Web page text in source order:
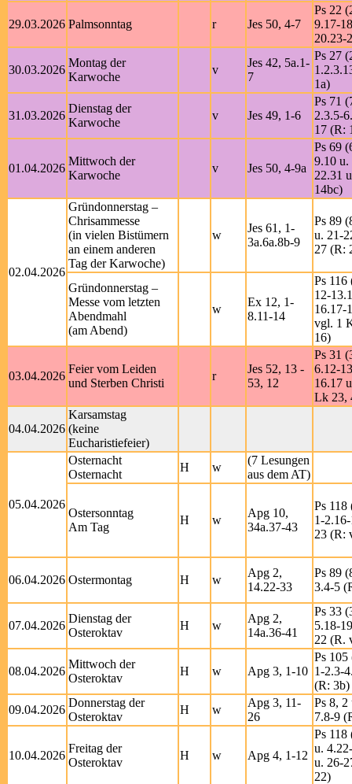
29.03.2026 Palmsonntag r Jes 50, 4-7
Ps 22
9.17-
20.23-
30.03.2026
Montag der
Karwoche
v
Jes 42, 5a.1-
7
Ps 27
1a)
31.03.2026
Dienstag der
Karwoche
v Jes 49, 1-6
Ps 71
2.3.5-
17 (R:
01.04.2026
Mittwoch der
Karwoche
v Jes 50, 4-9a
Ps 69
9.10 u.
22.31
14bc)
02.04.2026
Gründonnerstag –
Chrisammesse
(in vielen Bistümern
an einem anderen
Tag der Karwoche)
w
Jes 61, 1-
3a.6a.8b-9
Ps 89
u. 21-
27 (R:
Gründonnerstag –
Messe vom letzten
Abendmahl
(am Abend)
w
Ex 12, 1-
8.11-14
Ps 116
12-
16.17-
vgl. 1
16)
03.04.2026
Feier vom Leiden
und Sterben Christi
r
Jes 52, 13 -
53, 12
Ps 31
6.12-
16.17
Lk 23,
04.04.2026
Karsamstag
(keine
Eucharistiefeier)
05.04.2026
Osternacht
Osternacht
H w
(7 Lesungen
aus dem AT)
Ostersonntag
Am Tag
H w
Apg 10,
34a.37-43
Ps 118
1-
23 (R:
06.04.2026 Ostermontag H w
Apg 2,
14.22-33
Ps 89
3.4-5
07.04.2026
Dienstag der
Osteroktav
H w
Apg 2,
14a.36-41
Ps 33
5.18-
22 (R.
08.04.2026
Mittwoch der
Osteroktav
H w Apg 3, 1-10
Ps 105
1-2.3-
(R: 3b)
09.04.2026
Donnerstag der
Osteroktav
H w
Apg 3, 11-
26
Ps 8, 2
7.8-9
10.04.2026
Freitag der
Osteroktav
H w Apg 4, 1-12
Ps 118
u.
u. 26-
22)